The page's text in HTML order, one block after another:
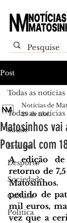
Post
Todas as notícias
Saúde
Ensino
Desporto
Sociedade
Cultura
Política
Todas as notícias
Matosinhos
Portugal com
Notícias de
29 de abr.
A edição
retorno de
Matosinhos.
pedido de
mil euros,
vez que a